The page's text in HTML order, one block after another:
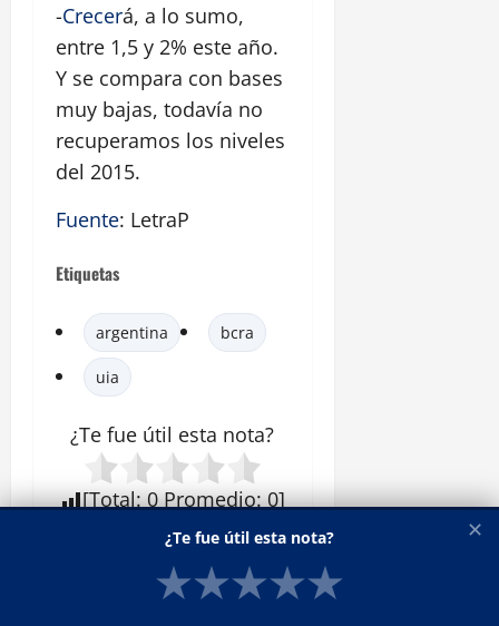
-Crecerá, a lo sumo,
entre 1,5 y 2% este año.
Y se compara con bases
muy bajas, todavía no
recuperamos los niveles
del 2015.
Fuente: LetraP
Etiquetas
argentina bcra
uia
¿Te fue útil esta nota?
[Total:0 Promedio:0]
ACERCA DEL AUTOR
✕
¿Te fue útil esta nota?
★★★★★